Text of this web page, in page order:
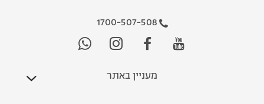
1700-507-508
מעניין באתר